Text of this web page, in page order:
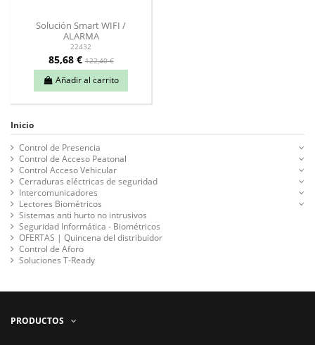
Solución Smart WIFI /
ALARMA
22432
85,68 €122,40 €
Añadir al carrito
Inicio
Control de Presencia
Control de Acceso Peatonal
Control Acceso Vehicular
Cerraduras eléctricas de seguridad
Intercomunicadores
Lectores Biométricos
Sistemas anti hurto no intrusivos
Seguridad Informática - Biométricos
OFERTAS | Quincena del distribuidor
Control de Aforo
Soluciones T-Ready
PRODUCTOS